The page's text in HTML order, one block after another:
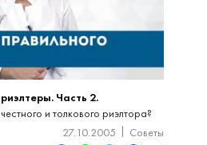
Часть 2.
и толкового риэлтора?
27.10.2005
Советы